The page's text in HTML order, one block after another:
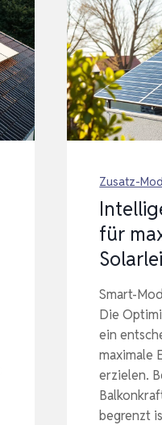
Zusatz-
für
Smart-
Die
ein
maximale
erzielen.
begrenzt